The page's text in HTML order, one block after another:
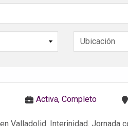
Activa, Completo
Valladolid. Interinidad. Jornada